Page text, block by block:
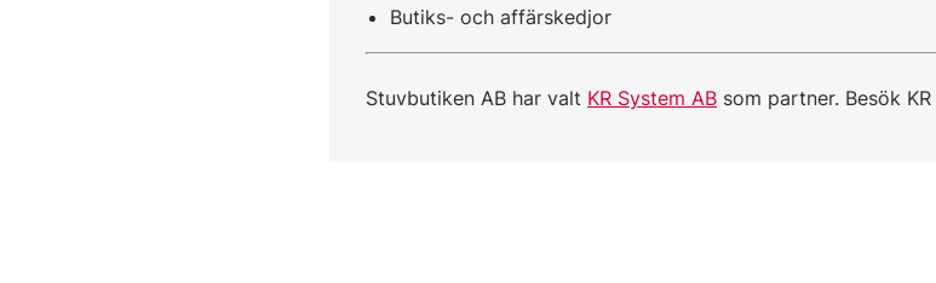
Butiks- och affärskedjor
Stuvbutiken AB har valt KR System AB som partner. Besök